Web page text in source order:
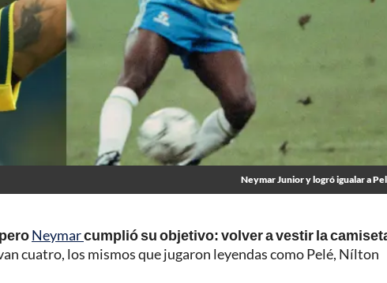
Neymar Junior y logró igualar a
Neymarcumplió su objetivo: volver a vestir la
cuatro, los mismos que jugaron leyendas como Pelé, Nílton